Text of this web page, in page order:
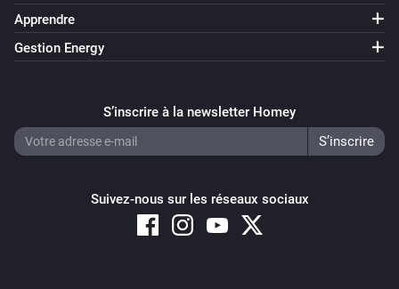
Apprendre
Gestion Energy
S’inscrire à la newsletter Homey
Suivez-nous sur les réseaux sociaux